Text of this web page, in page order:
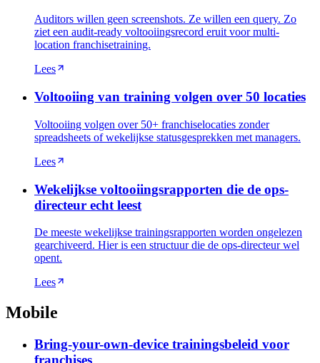
Auditors willen geen screenshots. Ze willen een query. Zo
ziet een audit-ready voltooiingsrecord eruit voor multi-
location franchisetraining.
Lees
Voltooiing van training volgen over 50 locaties
Voltooiing volgen over 50+ franchiselocaties zonder
spreadsheets of wekelijkse statusgesprekken met managers.
Lees
Wekelijkse voltooiingsrapporten die de ops-
directeur echt leest
De meeste wekelijkse trainingsrapporten worden ongelezen
gearchiveerd. Hier is een structuur die de ops-directeur wel
opent.
Lees
Mobile
Bring-your-own-device trainingsbeleid voor
franchises